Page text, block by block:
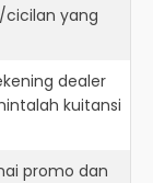
yang
dealer
kuitansi
promo dan